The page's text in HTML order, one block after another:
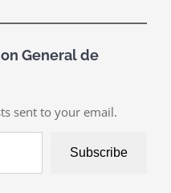
General de
sent to your email.
Subscribe